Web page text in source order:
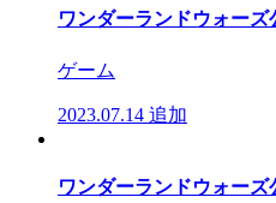
ワンダーランドウォーズ
ゲーム
2023.07.14 追加
ワンダーランドウォーズ